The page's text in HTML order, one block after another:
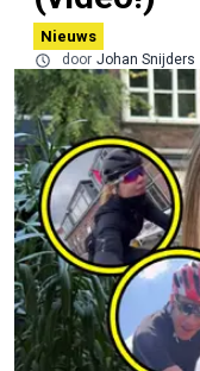
Nieuws
door Johan Snijders